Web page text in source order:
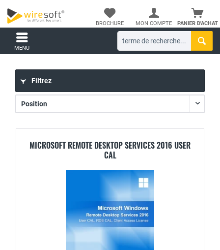
PANIER D'ACHAT
BROCHURE MON COMPTE
MENU
Filtrez
MICROSOFT REMOTE DESKTOP SERVICES 2016 USER
CAL